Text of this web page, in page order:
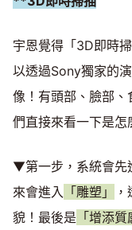
宇恩覺得「3D即時
以透過Sony獨家的
像！有頭部、臉部
們直接來看一下是怎
▼第一步，系統會先
來會進入 「雕塑」
貌！最後是 「增添質